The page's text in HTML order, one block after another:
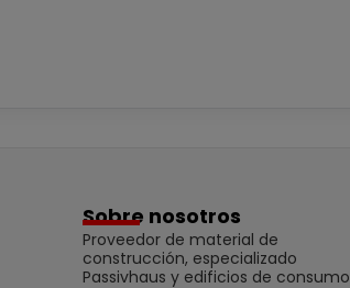
Sobre nosotros
Proveedor de material de
construcción, especializado
Passivhaus y edificios de consumo